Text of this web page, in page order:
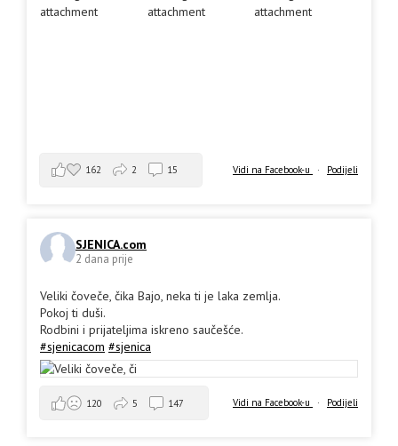
Vidi na Facebook-u · Podijeli
162 2 15
SJENICA.com
2 dana prije
Veliki čoveče, čika Bajo, neka ti je laka zemlja.
Pokoj ti duši.
Rodbini i prijateljima iskreno saučešće.
#sjenicacom #sjenica
Vidi na Facebook-u · Podijeli
120 5 147